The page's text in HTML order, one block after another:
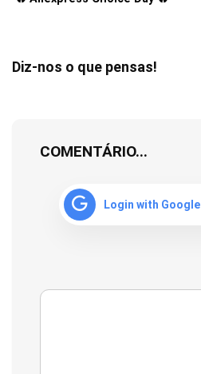
Diz-nos o que pensas!
COMENTÁRIO...
Login with Google